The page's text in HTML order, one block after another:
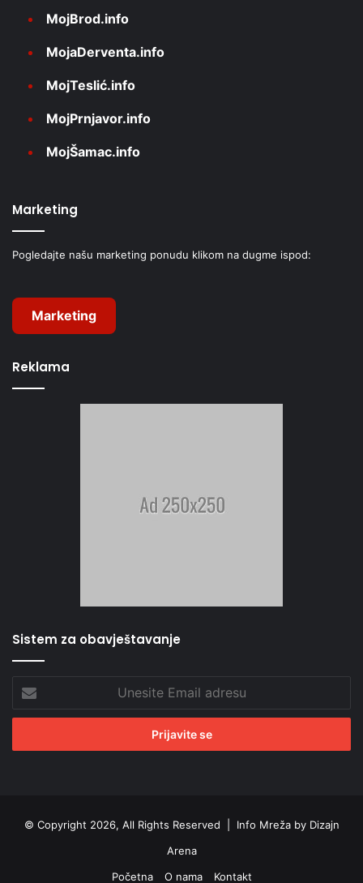
MojBrod.info
MojaDerventa.info
MojTeslić.info
MojPrnjavor.info
MojŠamac.info
Marketing
Pogledajte našu marketing ponudu klikom na dugme ispod:
Marketing
Reklama
Sistem za obavještavanje
Email
adresu
© Copyright 2026, All Rights Reserved | Info Mreža by Dizajn
Arena
Početna
O nama Kontakt